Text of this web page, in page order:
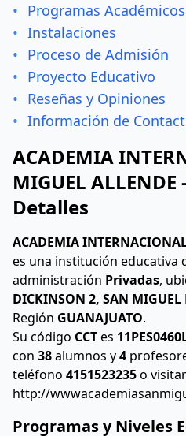
• Programas Académicos
• Instalaciones
• Proceso de Admisión
• Proyecto Educativo
• Reseñas y Opiniones
• Información de
ACADEMIA
MIGUEL
Detalles
ACADEMIA
es una institución educativa
administración Privadas,
DICKINSON 2, SAN MIGUEL
Región GUANAJUATO.
Su código CCTes
con 38alumnos y4
teléfono 4151523235o
http://
Programas y Niveles